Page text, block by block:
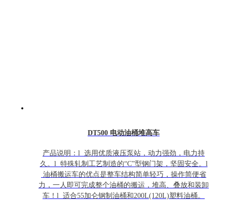
DT500 电动油桶堆高车
产品说明：l 选用优质液压泵站，动力强劲，电力持
久。l 特殊轧制工艺制造的“C”型钢门架，坚固安全。l
油桶搬运车的优点是整车结构简单轻巧，操作简便省
力，一人即可完成整个油桶的搬运，堆高、叠放和装卸
车！l 适合55加仑钢制油桶和200L(120L)塑料油桶。